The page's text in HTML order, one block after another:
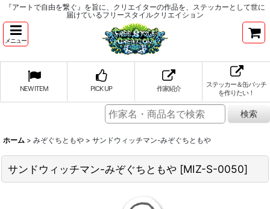
『アートで自由を繋ぐ』を旨に、クリエイターの作品を、ステッカーとして世に
届けているフリースタイルクリエイション
メニュー
NEW ITEM PICK UP 作家紹介
ステッカー＆缶バッチ
を作りたい！
ホーム > みぞぐちともや > サンドウィッチマン-みぞぐちともや
サンドウィッチマン-みぞぐちともや [MIZ-S-0050]